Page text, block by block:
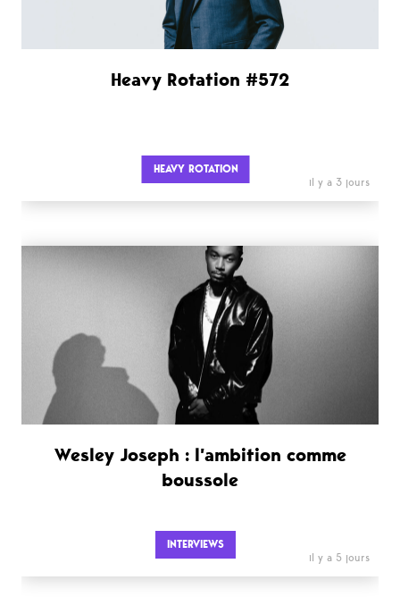
Heavy Rotation #572
HEAVY ROTATION
il y a 3 jours
Wesley Joseph : l’ambition comme
boussole
INTERVIEWS
il y a 5 jours